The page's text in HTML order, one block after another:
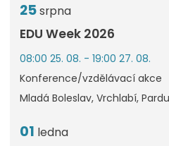
25srpna
EDU Week 2026
08:00 25. 08. - 19:00 27. 08.
Konference/vzdělávací akce
Mladá Boleslav, Vrchlabí,
01 ledna